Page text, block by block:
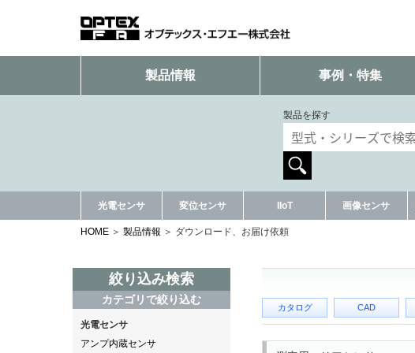
製品情報 事例・特集
製品を探す
光電センサ 変位センサ IIoT 画像センサ
HOME 製品情報 ダウンロード、お届け依頼
絞り込み検索
カテゴリで絞り込む
光電センサ
アンプ内蔵センサ
カタログ CAD